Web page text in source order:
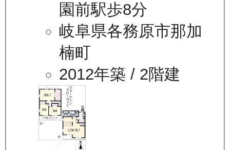
園前駅歩8分
岐阜県各務原市那加
楠町
2012年築 / 2階建